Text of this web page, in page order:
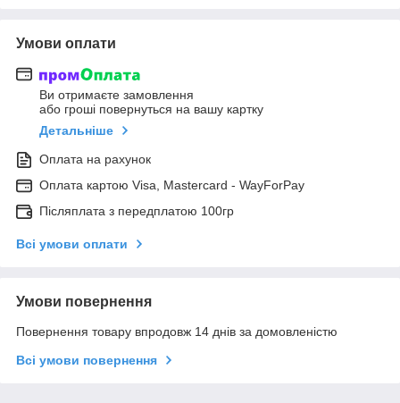
Умови оплати
Ви отримаєте замовлення
або гроші повернуться на вашу картку
Детальніше
Оплата на рахунок
Оплата картою Visa, Mastercard - WayForPay
Післяплата з передплатою 100гр
Всі умови оплати
Умови повернення
Повернення товару впродовж 14 днів за домовленістю
Всі умови повернення